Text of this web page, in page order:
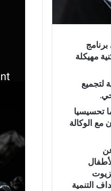
في برنامج
انطلقت منذ أشهر في 5 إقامات سكنية مهيكلة
لتجميع
تحسيسيا
مع الوكالة
التنمية